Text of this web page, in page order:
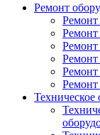
Ремонт
Ремонт
Ремонт
Ремонт
Ремонт
Ремонт
Ремонт